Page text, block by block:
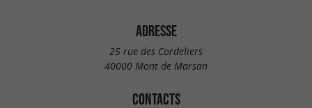
ADRESSE
25 rue des Cordeliers
40000 Mont de Marsan
CONTACTS